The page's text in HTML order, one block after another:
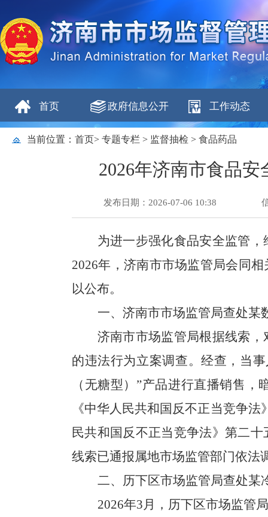
首页 政府信息公开 工作动态
当前位置： 首页> 专题专栏 > 监督抽检 > 食品药品
2026年济南市食品
发布日期：2026-07-06 10:38
为进一步强化食品安全监管
2026年，济南市市场监管局会同
以公布。
一、济南市市场监管局查处某
济南市市场监管局根据线索
的违法行为立案调查。经查，当
（无糖型）”产品进行直播销售
《中华人民共和国反不正当竞争
民共和国反不正当竞争法》第二十
线索已通报属地市场监管部门依法
二、历下区市场监管局查处某
2026年3月，历下区市场监管